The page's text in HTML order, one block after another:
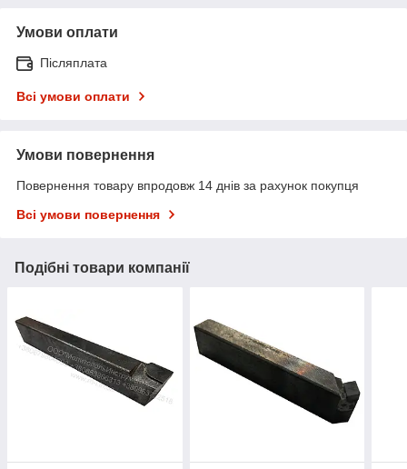
Умови оплати
Післяплата
Всі умови оплати
Умови повернення
Повернення товару впродовж 14 днів за рахунок покупця
Всі умови повернення
Подібні товари компанії